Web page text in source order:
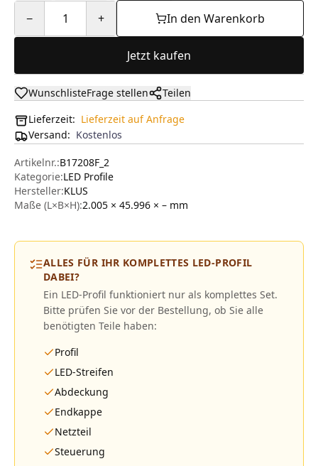
− 1 + In den Warenkorb
Jetzt kaufen
WunschlisteFrage stellen
Teilen
Lieferzeit: Lieferzeit auf Anfrage
Versand: Kostenlos
Artikelnr.:B17208F_2
Kategorie:LED Profile
Hersteller:KLUS
Maße (L×B×H):2.005 × 45.996 × – mm
ALLES FÜR IHR KOMPLETTES LED-PROFIL
DABEI?
Ein LED-Profil funktioniert nur als komplettes Set.
Bitte prüfen Sie vor der Bestellung, ob Sie alle
benötigten Teile haben:
Profil
LED-Streifen
Abdeckung
Endkappe
Netzteil
Steuerung